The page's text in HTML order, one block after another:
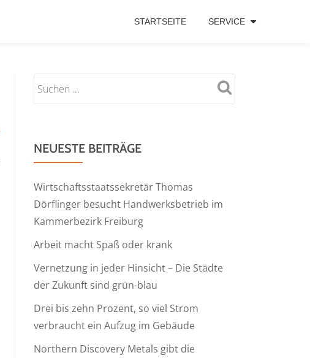
STARTSEITE SERVICE
NEUESTE BEITRÄGE
Wirtschaftsstaatssekretär Thomas
Dörflinger besucht Handwerksbetrieb im
Kammerbezirk Freiburg
Arbeit macht Spaß oder krank
Vernetzung in jeder Hinsicht – Die Städte
der Zukunft sind grün-blau
Drei bis zehn Prozent, so viel Strom
verbraucht ein Aufzug im Gebäude
Northern Discovery Metals gibt die